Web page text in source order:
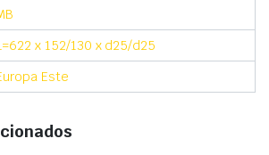
x 152/130 x d25/d25
Este